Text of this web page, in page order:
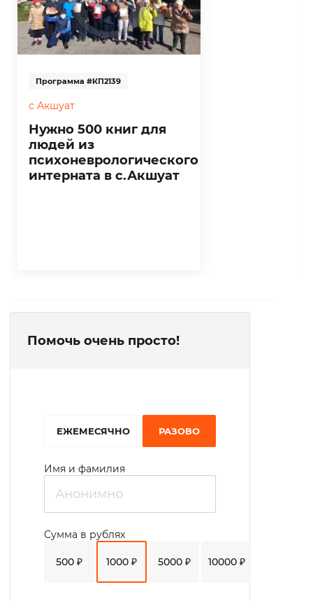
Программа #КП2139
с Акшуат
Нужно 500 книг для
людей из
психоневрологического
интерната в с.Акшуат
Помочь очень просто!
EЖЕМЕСЯЧНО РАЗОВО
Имя и фамилия
500 ₽ 1000 ₽ 5000 ₽ 10000 ₽
Сумма в рублях